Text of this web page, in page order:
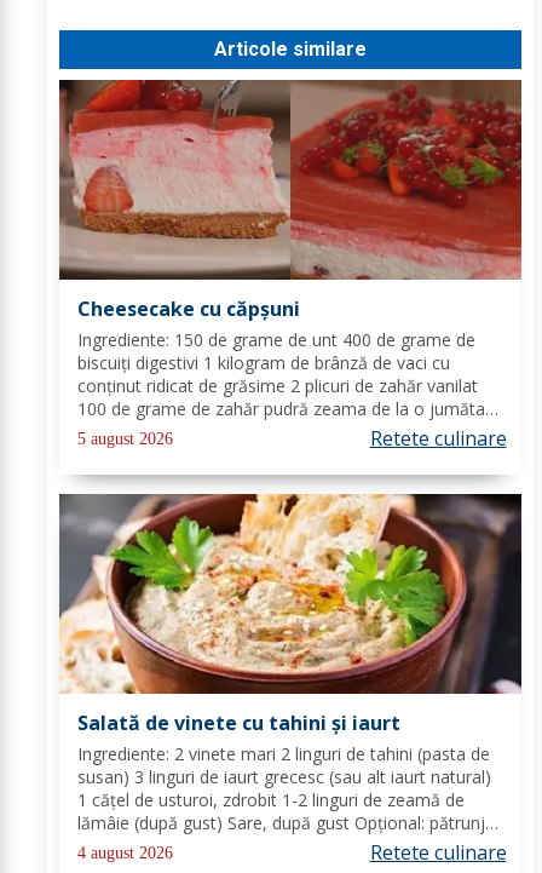
Articole similare
Cheesecake cu căpșuni
Ingrediente: 150 de grame de unt 400 de grame de
biscuiți digestivi 1 kilogram de brânză de vaci cu
conținut ridicat de grăsime 2 plicuri de zahăr vanilat
100 de grame de zahăr pudră zeama de la o jumătate
de lămâie 600 de mililitri de smântână pentru frișcă 4
foi de gelatină hidratate în apă rece...
5 august 2026 Retete culinare
Salată de vinete cu tahini și iaurt
Ingrediente: 2 vinete mari 2 linguri de tahini (pasta de
susan) 3 linguri de iaurt grecesc (sau alt iaurt natural)
1 cățel de usturoi, zdrobit 1-2 linguri de zeamă de
lămâie (după gust) Sare, după gust Opțional: pătrunjel
proaspăt tocat pentru decor Mod de preparare: Coace
4 august 2026 Retete culinare